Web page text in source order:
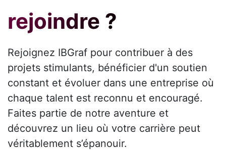
rejoindre ?
Rejoignez IBGraf pour contribuer à des
projets stimulants, bénéficier d'un soutien
constant et évoluer dans une entreprise où
chaque talent est reconnu et encouragé.
Faites partie de notre aventure et
découvrez un lieu où votre carrière peut
véritablement s’épanouir.